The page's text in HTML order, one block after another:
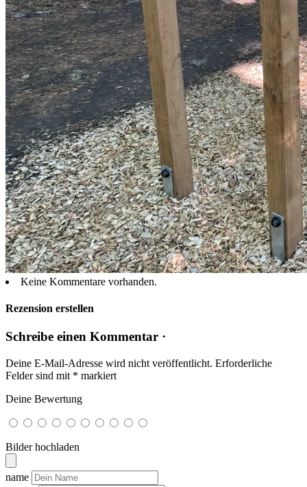
Keine Kommentare vorhanden.
Rezension erstellen
Schreibe einen Kommentar ·
Deine E-Mail-Adresse wird nicht veröffentlicht. Erforderliche
Felder sind mit * markiert
Deine Bewertung
Bilder hochladen
name